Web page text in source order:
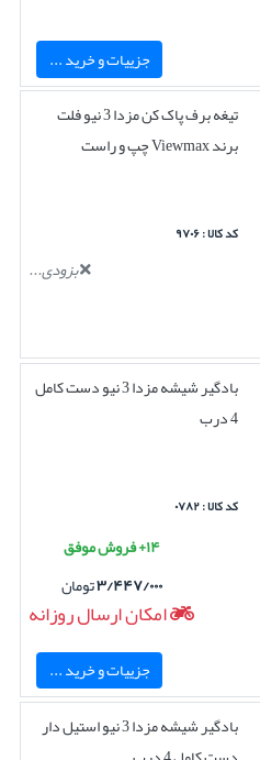
جزییات و خرید ...
تیغه برف پاک کن مزدا 3 نیو فلت
برند Viewmax چپ و راست
کد کالا : ۹۷۰۶
بزودی...
بادگیر شیشه مزدا 3 نیو دست کامل
4 درب
کد کالا : ۰۷۸۲
۱۴+ فروش موفق
۳/۴۴۷/۰۰۰تومان
امکان ارسال روزانه
جزییات و خرید ...
بادگیر شیشه مزدا 3 نیو استیل دار